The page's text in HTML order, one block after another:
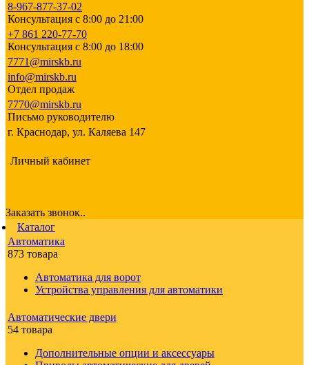
8-967-877-37-02
Консультация с 8:00 до 21:00
+7 861 220-77-70
Консультация с 8:00 до 18:00
7771@mirskb.ru
info@mirskb.ru
Отдел продаж
7770@mirskb.ru
Письмо руководителю
г. Краснодар, ул. Каляева 147
Личный кабинет
Заказать звонок..
Каталог
Автоматика
873 товара
Автоматика для ворот
Устройства управления для автоматики
Автоматические двери
54 товара
Дополнительные опции и аксессуары